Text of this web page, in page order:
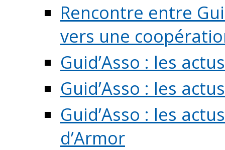
Rencontre entre
vers une
Guid’Asso : les
Guid’Asso : les
Guid’Asso : les
d’Armor